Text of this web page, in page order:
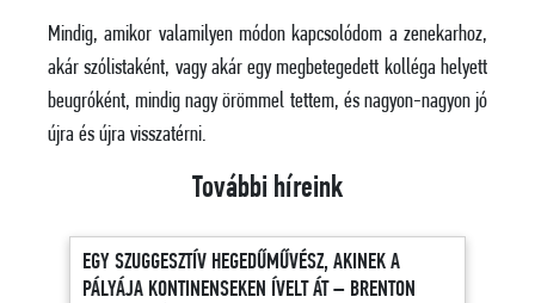
Mindig, amikor valamilyen módon kapcsolódom a zenekarhoz,
akár szólistaként, vagy akár egy megbetegedett kolléga helyett
beugróként, mindig nagy örömmel tettem, és nagyon-nagyon jó
újra és újra visszatérni.
További híreink
EGY SZUGGESZTÍV HEGEDŰMŰVÉSZ, AKINEK A
PÁLYÁJA KONTINENSEKEN ÍVELT ÁT – BRENTON